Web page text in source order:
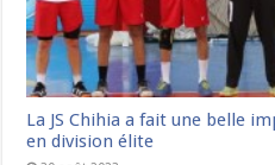
La JS Chihia a fait une belle
en division élite